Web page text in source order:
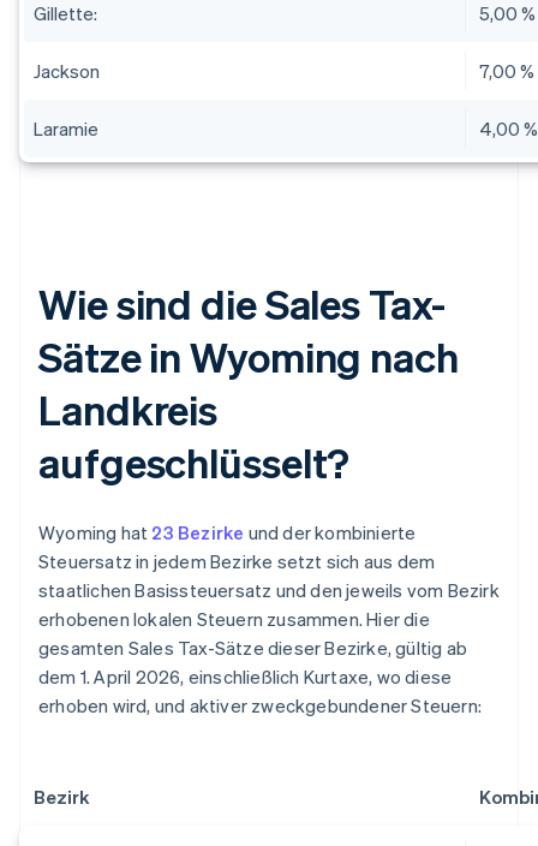
Gillette: 5,00 %
Jackson 7,00 %
Laramie 4,00 %
Wie sind die Sales Tax-
Sätze in Wyoming nach
Landkreis
aufgeschlüsselt?
Wyoming hat 23 Bezirke und der kombinierte
Steuersatz in jedem Bezirke setzt sich aus dem
staatlichen Basissteuersatz und den jeweils vom Bezirk
erhobenen lokalen Steuern zusammen. Hier die
gesamten Sales Tax-Sätze dieser Bezirke, gültig ab
dem 1. April 2026, einschließlich Kurtaxe, wo diese
erhoben wird, und aktiver zweckgebundener Steuern:
Bezirk